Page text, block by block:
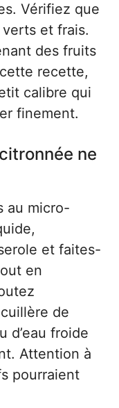
Vérifiez que
et frais.
des fruits
recette,
calibre qui
finement.
ne
au micro-
et faites-
en
de
d’eau froide
Attention à
pourraient